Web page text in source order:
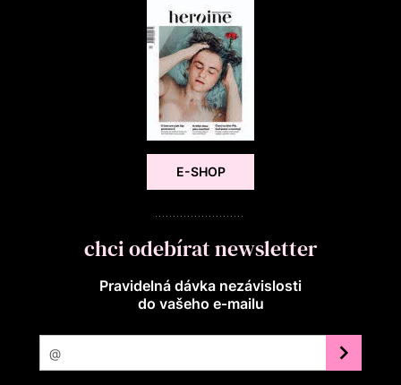
E-SHOP
chci odebírat newsletter
Pravidelná dávka nezávislosti
do vašeho e‑mailu